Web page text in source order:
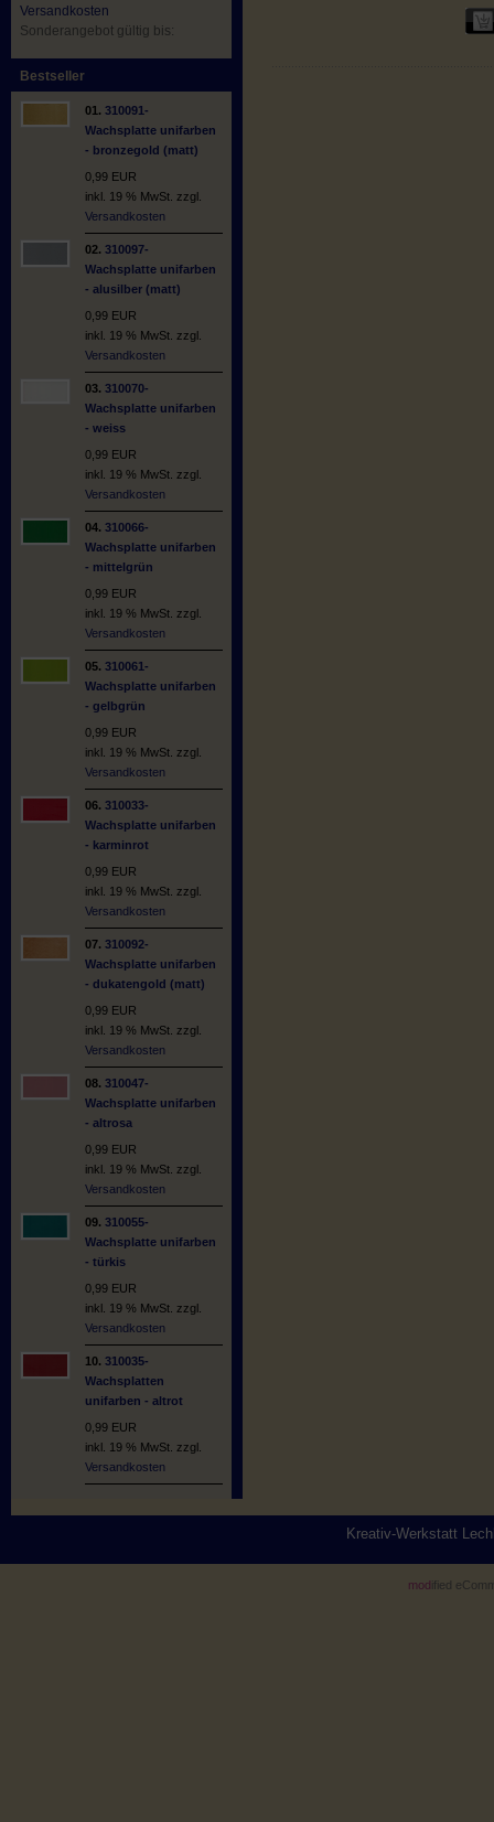
Versandkosten
Sonderangebot gültig bis:
Bestseller
01. 310091-
Wachsplatte unifarben
- bronzegold (matt)
0,99 EUR
inkl. 19 % MwSt. zzgl.
Versandkosten
02. 310097-
Wachsplatte unifarben
- alusilber (matt)
0,99 EUR
inkl. 19 % MwSt. zzgl.
Versandkosten
03. 310070-
Wachsplatte unifarben
- weiss
0,99 EUR
inkl. 19 % MwSt. zzgl.
Versandkosten
04. 310066-
Wachsplatte unifarben
- mittelgrün
0,99 EUR
inkl. 19 % MwSt. zzgl.
Versandkosten
05. 310061-
Wachsplatte unifarben
- gelbgrün
0,99 EUR
inkl. 19 % MwSt. zzgl.
Versandkosten
06. 310033-
Wachsplatte unifarben
- karminrot
0,99 EUR
inkl. 19 % MwSt. zzgl.
Versandkosten
07. 310092-
Wachsplatte unifarben
- dukatengold (matt)
0,99 EUR
inkl. 19 % MwSt. zzgl.
Versandkosten
08. 310047-
Wachsplatte unifarben
- altrosa
0,99 EUR
inkl. 19 % MwSt. zzgl.
Versandkosten
09. 310055-
Wachsplatte unifarben
- türkis
0,99 EUR
inkl. 19 % MwSt. zzgl.
Versandkosten
10. 310035-
Wachsplatten
unifarben - altrot
0,99 EUR
inkl. 19 % MwSt. zzgl.
Versandkosten
Kreativ-Werkstatt
mod ified